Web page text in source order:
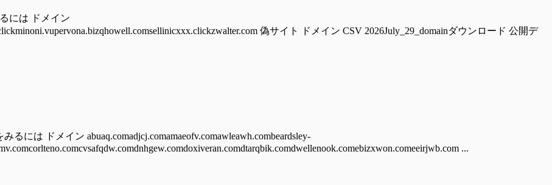
には ドメイン
偽サイト ドメイン CSV 2026July_29_domainダウンロード 公開デ
は ドメイン abuaq.comadjcj.comamaeofv.comawleawh.combeardsley-
...